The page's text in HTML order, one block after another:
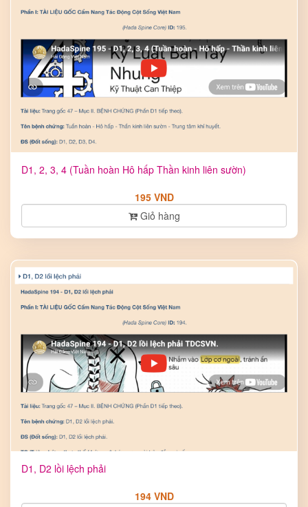
D1, 2, 3, 4 (Tuần hoàn Hô hấp Thần kinh liên sườn)
195 VND
Giỏ hàng
D1, D2 lồi lệch phải
194 VND